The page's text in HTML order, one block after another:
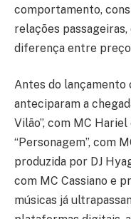
comportamento,
relações
diferença entre
Antes do
anteciparam a
Vilão”, com MC
“Personagem”, com
produzida por DJ
com MC Cassiano e
músicas já